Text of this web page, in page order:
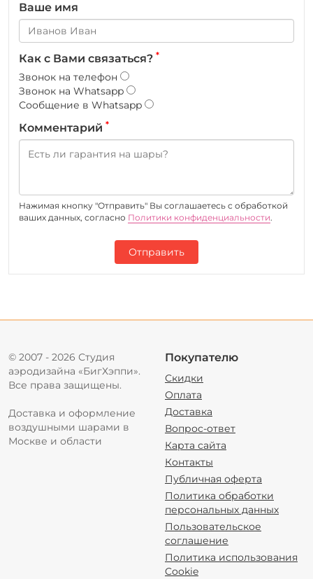
Ваше имя
Как с Вами связаться? *
Звонок на телефон
Звонок на Whatsapp
Сообщение в Whatsapp
Комментарий *
Нажимая кнопку "Отправить" Вы соглашаетесь c обработкой
ваших данных, согласно Политики конфиденциальности.
Отправить
© 2007 - 2026 Студия
аэродизайна «БигХэппи».
Все права защищены.
Доставка и оформление
воздушными шарами в
Москве и области
Покупателю
Скидки
Оплата
Доставка
Вопрос-ответ
Карта сайта
Контакты
Публичная оферта
Политика обработки
персональных данных
Пользовательское
соглашение
Политика использования
Cookie